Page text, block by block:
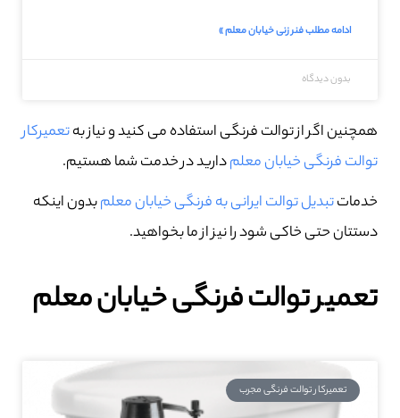
ادامه مطلب فنر زنی خیابان معلم »
بدون دیدگاه
همچنین اگر از توالت فرنگی استفاده می کنید و نیاز بهتعمیرکار
توالت فرنگی خیابان معلمدارید در خدمت شما هستیم.
خدماتتبدیل توالت ایرانی به فرنگی خیابان معلمبدون اینکه
دستتان حتی خاکی شود را نیز از ما بخواهید.
تعمیر توالت فرنگی خیابان معلم
تعمیرکار توالت فرنگی مجرب